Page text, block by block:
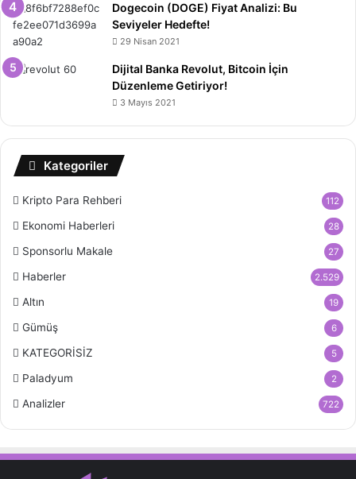
Dogecoin (DOGE) Fiyat Analizi: Bu
Seviyeler Hedefte!
29 Nisan 2021
Dijital Banka Revolut, Bitcoin İçin
Düzenleme Getiriyor!
3 Mayıs 2021
Kategoriler
Kripto Para Rehberi 112
Ekonomi Haberleri 28
Sponsorlu Makale 27
Haberler 2.529
Altın 19
Gümüş 6
KATEGORİSİZ 5
Paladyum 2
Analizler 722